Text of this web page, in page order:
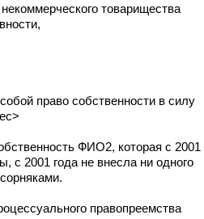
товарищества
право собственности в силу
ФИО2, которая с 2001
с 2001 года не внесла ни одного
правопреемства